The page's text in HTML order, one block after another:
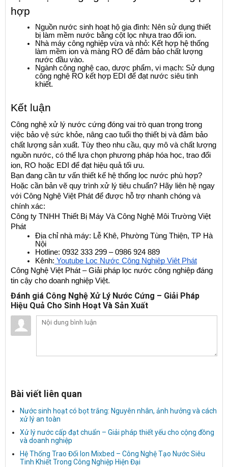
hợp
Nguồn nước sinh hoạt hộ gia đình: Nên sử dụng thiết
bị làm mềm nước bằng cột lọc nhựa trao đổi ion.
Nhà máy công nghiệp vừa và nhỏ: Kết hợp hệ thống
làm mềm ion và màng RO để đảm bảo chất lượng
nước đầu vào.
Ngành công nghệ cao, dược phẩm, vi mạch: Sử dụng
công nghệ RO kết hợp EDI để đạt nước siêu tinh
khiết.
Kết luận
Công nghệ xử lý nước cứng đóng vai trò quan trọng trong
việc bảo vệ sức khỏe, nâng cao tuổi thọ thiết bị và đảm bảo
chất lượng sản xuất. Tùy theo nhu cầu, quy mô và chất lượng
nguồn nước, có thể lựa chọn phương pháp hóa học, trao đổi
ion, RO hoặc EDI để đạt hiệu quả tối ưu.
Bạn đang cần tư vấn thiết kế hệ thống lọc nước phù hợp?
Hoặc cần bản vẽ quy trình xử lý tiêu chuẩn? Hãy liên hệ ngay
với Công Nghệ Việt Phát để được hỗ trợ nhanh chóng và
chính xác:
Công ty TNHH Thiết Bị Máy Và Công Nghệ Môi Trường Việt
Phát
Địa chỉ nhà máy: Lễ Khê, Phường Tùng Thiện, TP Hà
Nội
Hotline: 0932 333 299 – 0986 924 889
Kênh: Youtube Lọc Nước Công Nghiệp Việt Phát
Công Nghệ Việt Phát – Giải pháp lọc nước công nghiệp đáng
tin cậy cho doanh nghiệp Việt.
Đánh giá Công Nghệ Xử Lý Nước Cứng – Giải Pháp
Hiệu Quả Cho Sinh Hoạt Và Sản Xuất
Bài viết liên quan
Nước sinh hoạt có bọt trắng: Nguyên nhân, ảnh hưởng và cách
xử lý an toàn
Xử lý nước cấp đạt chuẩn – Giải pháp thiết yếu cho cộng đồng
và doanh nghiệp
Hệ Thống Trao Đổi Ion Mixbed – Công Nghệ Tạo Nước Siêu
Tinh Khiết Trong Công Nghiệp Hiện Đại